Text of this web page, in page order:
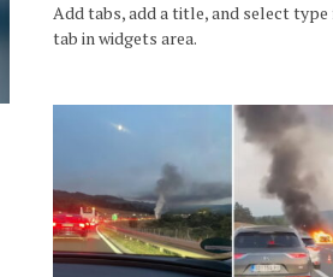
Add tabs, add a title, and select type
tab in widgets area.